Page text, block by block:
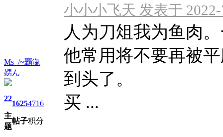
Ms_/~覇滊
娚ん
22
主
题
1625
帖子
4716
积分
小小小飞天 发表于
人为刀俎我为鱼肉
他常用将不要再被
到头了。
买 ...